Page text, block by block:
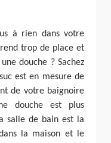
à rien dans votre
trop de place et
douche ? Sachez
est en mesure de
de votre baignoire
douche est plus
salle de bain est la
la maison et le